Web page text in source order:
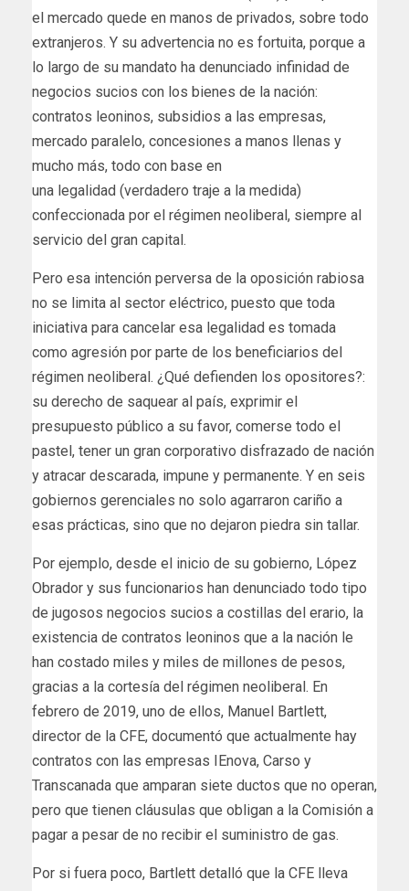
el mercado quede en manos de privados, sobre todo
extranjeros. Y su advertencia no es fortuita, porque a
lo largo de su mandato ha denunciado infinidad de
negocios sucios con los bienes de la nación:
contratos leoninos, subsidios a las empresas,
mercado paralelo, concesiones a manos llenas y
mucho más, todo con base en
una legalidad (verdadero traje a la medida)
confeccionada por el régimen neoliberal, siempre al
servicio del gran capital.
Pero esa intención perversa de la oposición rabiosa
no se limita al sector eléctrico, puesto que toda
iniciativa para cancelar esa legalidad es tomada
como agresión por parte de los beneficiarios del
régimen neoliberal. ¿Qué defienden los opositores?:
su derecho de saquear al país, exprimir el
presupuesto público a su favor, comerse todo el
pastel, tener un gran corporativo disfrazado de nación
y atracar descarada, impune y permanente. Y en seis
gobiernos gerenciales no solo agarraron cariño a
esas prácticas, sino que no dejaron piedra sin tallar.
Por ejemplo, desde el inicio de su gobierno, López
Obrador y sus funcionarios han denunciado todo tipo
de jugosos negocios sucios a costillas del erario, la
existencia de contratos leoninos que a la nación le
han costado miles y miles de millones de pesos,
gracias a la cortesía del régimen neoliberal. En
febrero de 2019, uno de ellos, Manuel Bartlett,
director de la CFE, documentó que actualmente hay
contratos con las empresas IEnova, Carso y
Transcanada que amparan siete ductos que no operan,
pero que tienen cláusulas que obligan a la Comisión a
pagar a pesar de no recibir el suministro de gas.
Por si fuera poco, Bartlett detalló que la CFE lleva